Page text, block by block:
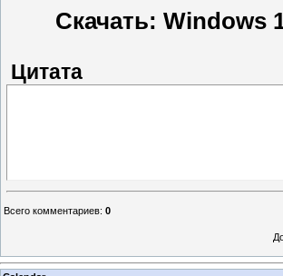
Скачать: Windows
Цитата
Всего комментариев: 0